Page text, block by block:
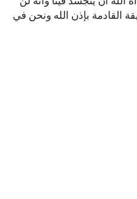
القادمة بإذن الله ونحن في